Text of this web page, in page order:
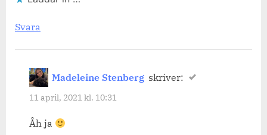
Svara
Madeleine Stenberg skriver:
11 april, 2021 kl. 10:31
Åh ja